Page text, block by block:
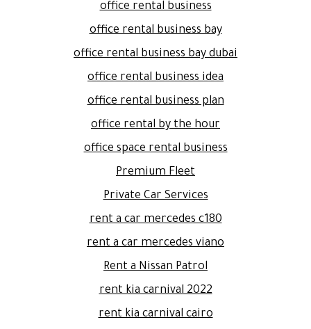
office rental business
office rental business bay
office rental business bay dubai
office rental business idea
office rental business plan
office rental by the hour
office space rental business
Premium Fleet
Private Car Services
rent a car mercedes c180
rent a car mercedes viano
Rent a Nissan Patrol
rent kia carnival 2022
rent kia carnival cairo